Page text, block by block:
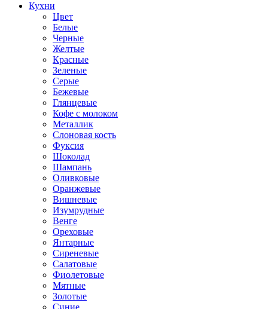
Кухни
Цвет
Белые
Черные
Желтые
Красные
Зеленые
Серые
Бежевые
Глянцевые
Кофе с молоком
Металлик
Слоновая кость
Фуксия
Шоколад
Шампань
Оливковые
Оранжевые
Вишневые
Изумрудные
Венге
Ореховые
Янтарные
Сиреневые
Салатовые
Фиолетовые
Мятные
Золотые
Синие